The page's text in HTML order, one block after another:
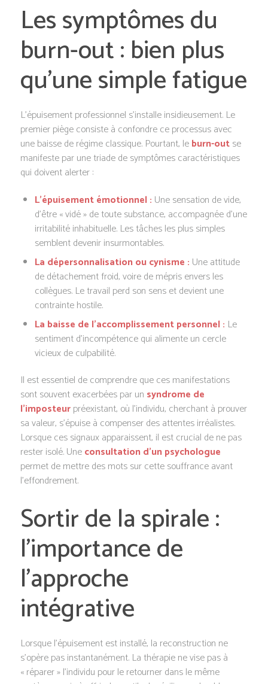
Les symptômes du
burn-out : bien plus
qu’une simple fatigue
L’épuisement professionnel s’installe insidieusement. Le
premier piège consiste à confondre ce processus avec
une baisse de régime classique. Pourtant, leburn-outse
manifeste par une triade de symptômes caractéristiques
qui doivent alerter :
L’épuisement émotionnel : Une sensation de vide,
d’être « vidé » de toute substance, accompagnée d’une
irritabilité inhabituelle. Les tâches les plus simples
semblent devenir insurmontables.
La dépersonnalisation ou cynisme : Une attitude
de détachement froid, voire de mépris envers les
collègues. Le travail perd son sens et devient une
contrainte hostile.
La baisse de l’accomplissement personnel : Le
sentiment d’incompétence qui alimente un cercle
vicieux de culpabilité.
Il est essentiel de comprendre que ces manifestations
sont souvent exacerbées par un syndrome de
l’imposteurpréexistant, où l’individu, cherchant à prouver
sa valeur, s’épuise à compenser des attentes irréalistes.
Lorsque ces signaux apparaissent, il est crucial de ne pas
rester isolé. Uneconsultation d’un psychologue
permet de mettre des mots sur cette souffrance avant
l’effondrement.
Sortir de la spirale :
l’importance de
l’approche
intégrative
Lorsque l’épuisement est installé, la reconstruction ne
s’opère pas instantanément. La thérapie ne vise pas à
« réparer » l’individu pour le retourner dans le même